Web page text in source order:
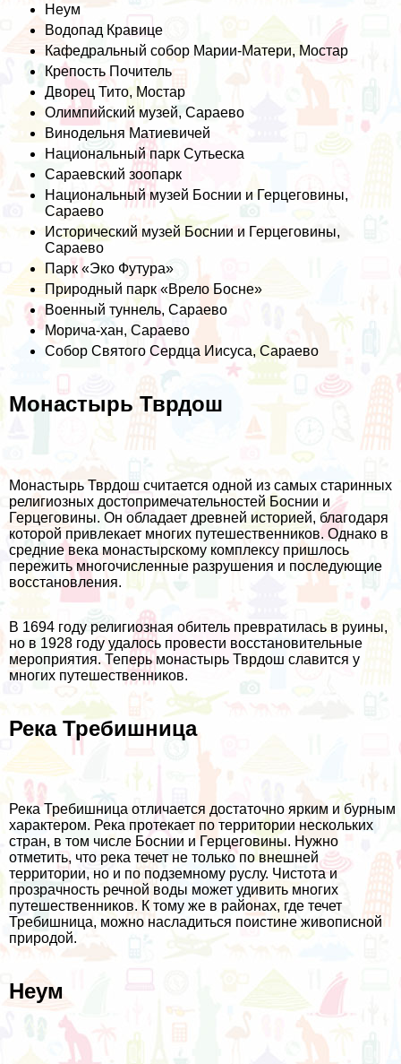
Неум
Водопад Кравице
Кафедральный собор Марии-Матери, Мостар
Крепость Почитель
Дворец Тито, Мостар
Олимпийский музей, Сараево
Винодельня Матиевичей
Национальный парк Сутьеска
Сараевский зоопарк
Национальный музей Боснии и Герцеговины,
Сараево
Исторический музей Боснии и Герцеговины,
Сараево
Парк «Эко Футура»
Природный парк «Врело Босне»
Военный туннель, Сараево
Морича-хан, Сараево
Собор Святого Сердца Иисуса, Сараево
Монастырь Тврдош
Монастырь Тврдош считается одной из самых старинных
религиозных достопримечательностей Боснии и
Герцеговины. Он обладает древней историей, благодаря
которой привлекает многих путешественников. Однако в
средние века монастырскому комплексу пришлось
пережить многочисленные разрушения и последующие
восстановления.
В 1694 году религиозная обитель превратилась в руины,
но в 1928 году удалось провести восстановительные
мероприятия. Теперь монастырь Тврдош славится у
многих путешественников.
Река Требишница
Река Требишница отличается достаточно ярким и бурным
характером. Река протекает по территории нескольких
стран, в том числе Боснии и Герцеговины. Нужно
отметить, что река течет не только по внешней
территории, но и по подземному руслу. Чистота и
прозрачность речной воды может удивить многих
путешественников. К тому же в районах, где течет
Требишница, можно насладиться поистине живописной
природой.
Неум